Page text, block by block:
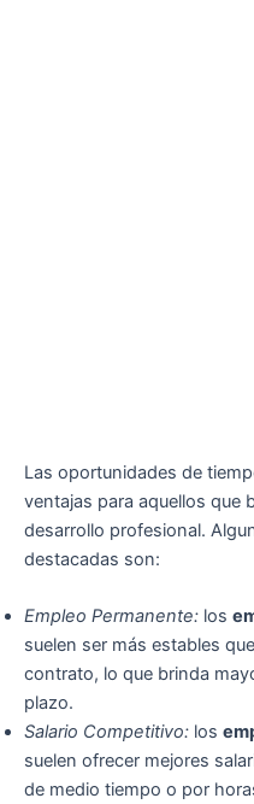
Las oportunidades de
ventajas para aquellos que
desarrollo profesional.
destacadas son:
Empleo Permanente: los
suelen ser más estables
contrato, lo que brinda
plazo.
Salario Competitivo: los
suelen ofrecer mejores
de medio tiempo o por